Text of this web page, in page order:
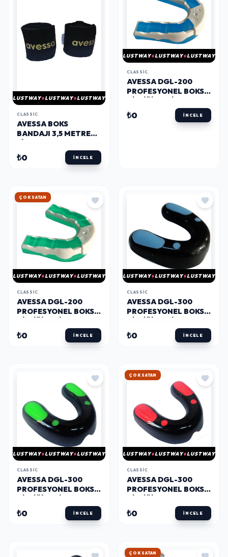
LUSTWAY LUSTWAY LUSTWAY
CLASSIC
AVESSA BOKS
BANDAJI 3,5 METRE
₺0 İNCELE
LUSTWAY LUSTWAY LUSTWAY
CLASSIC
AVESSA DGL-200
PROFESYONEL BOKS
₺0 İNCELE
HIZLI KARGO
LUSTWAY LUSTWAY LUSTWAY
CLASSIC
AVESSA DGL-200
PROFESYONEL BOKS
₺0 İNCELE
LUSTWAY LUSTWAY LUSTWAY
CLASSIC
AVESSA DGL-300
PROFESYONEL BOKS
₺0 İNCELE
LUSTWAY LUSTWAY LUSTWAY
CLASSIC
AVESSA DGL-300
PROFESYONEL BOKS
₺0 İNCELE
HIZLI KARGO
LUSTWAY LUSTWAY LUSTWAY
CLASSIC
AVESSA DGL-300
PROFESYONEL BOKS
₺0 İNCELE
HIZLI KARGO